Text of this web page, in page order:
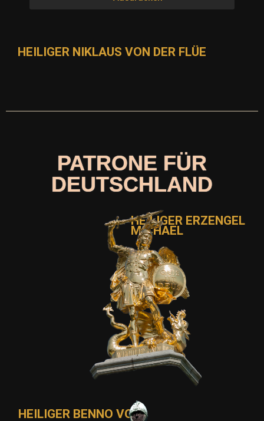
HEILIGER NIKLAUS VON DER FLÜE
PATRONE FÜR
DEUTSCHLAND
HEILIGER ERZENGEL
MICHAEL
HEILIGER BENNO VON